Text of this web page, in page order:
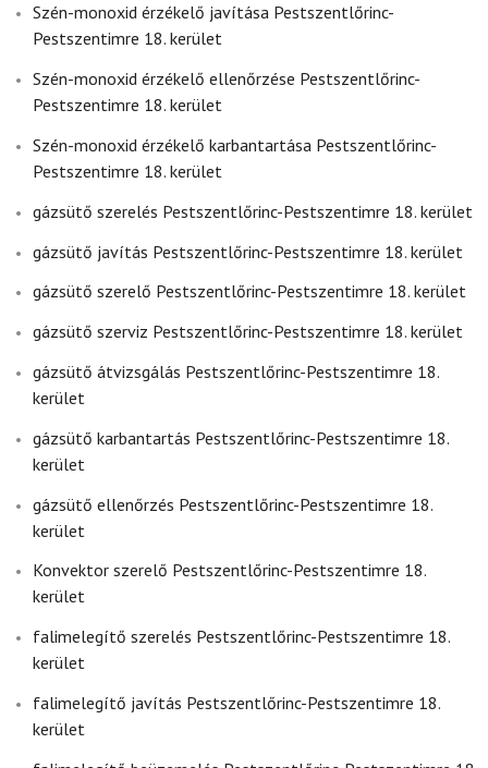
Szén-monoxid érzékelő javítása Pestszentlőrinc-
Pestszentimre 18. kerület
Szén-monoxid érzékelő ellenőrzése Pestszentlőrinc-
Pestszentimre 18. kerület
Szén-monoxid érzékelő karbantartása Pestszentlőrinc-
Pestszentimre 18. kerület
gázsütő szerelés Pestszentlőrinc-Pestszentimre 18. kerület
gázsütő javítás Pestszentlőrinc-Pestszentimre 18. kerület
gázsütő szerelő Pestszentlőrinc-Pestszentimre 18. kerület
gázsütő szerviz Pestszentlőrinc-Pestszentimre 18. kerület
gázsütő átvizsgálás Pestszentlőrinc-Pestszentimre 18.
kerület
gázsütő karbantartás Pestszentlőrinc-Pestszentimre 18.
kerület
gázsütő ellenőrzés Pestszentlőrinc-Pestszentimre 18.
kerület
Konvektor szerelő Pestszentlőrinc-Pestszentimre 18.
kerület
falimelegítő szerelés Pestszentlőrinc-Pestszentimre 18.
kerület
falimelegítő javítás Pestszentlőrinc-Pestszentimre 18.
kerület